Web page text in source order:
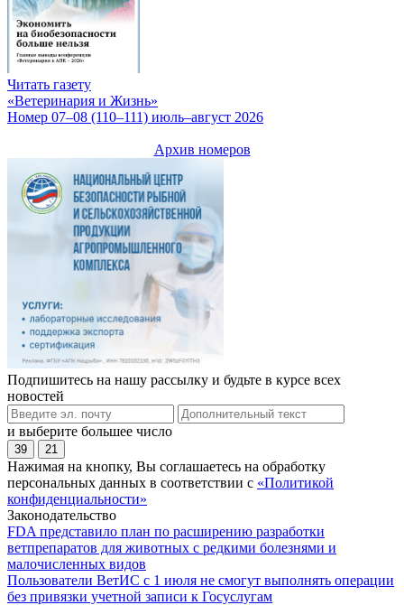
Читать газету
«Ветеринария и Жизнь»
Номер 07–08 (110–111) июль–август 2026
Архив номеров
Подпишитесь на нашу рассылку и будьте в курсе всех
новостей
и выберите большее число
39 21
Нажимая на кнопку, Вы соглашаетесь на обработку
персональных данных в соответствии с «Политикой
конфиденциальности»
Законодательство
FDA представило план по расширению разработки
ветпрепаратов для животных с редкими болезнями и
малочисленных видов
Пользователи ВетИС с 1 июля не смогут выполнять операции
без привязки учетной записи к Госуслугам